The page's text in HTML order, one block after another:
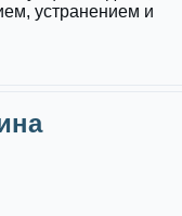
устранением и